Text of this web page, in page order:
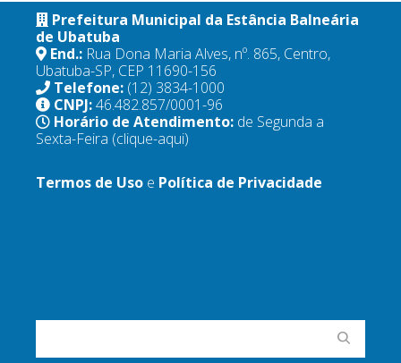
Prefeitura Municipal da Estância Balneária
de Ubatuba
End.: Rua Dona Maria Alves, nº. 865, Centro,
Ubatuba-SP, CEP 11690-156
Telefone: (12) 3834-1000
CNPJ:46.482.857/0001-96
Horário de Atendimento: de Segunda a
Sexta-Feira (clique-aqui)
Termos de Uso e Política de Privacidade